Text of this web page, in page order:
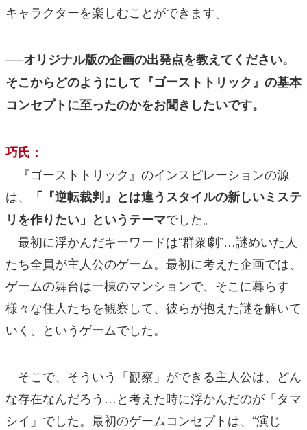
キャラクターを楽しむことができます。
──オリジナル版の企画の出発点を教えてください。
そこからどのようにして『ゴーストトリック』の基本
コンセプトに至ったのかをお聞きしたいです。
巧氏：
『ゴーストトリック』のインスピレーションの源
は、
「『逆転裁判』とは違うスタイルの新しいミステ
リを作りたい」というテーマでした。
最初に浮かんだキーワードは“群衆劇”…謎めいた人
たち全員が主人公のゲーム。最初に考えた企画では、
ゲームの舞台は一棟のマンションで、そこに暮らす
様々な住人たちを観察して、彼らが抱えた謎を解いて
いく、というゲームでした。
そこで、そういう「観察」ができる主人公は、どん
な存在なんだろう…と考えた時に浮かんだのが「タマ
シイ」でした。最初のゲームコンセプトは、“演じ